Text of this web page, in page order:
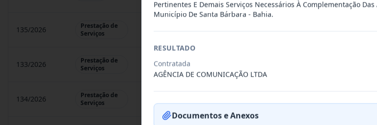
135/2026
Prestação de
Serviços
133/2026
Prestação de
Serviços
Credenciamento de oficinas mecânicas especializada para pres
134/2026
Prestação de
Serviços
Pertinentes E Demais Serviços Necessários À Complementação
Município De Santa Bárbara - Bahia.
RESULTADO
Contratada
AGÊNCIA DE COMUNICAÇÃO LTDA
Documentos e Anexos